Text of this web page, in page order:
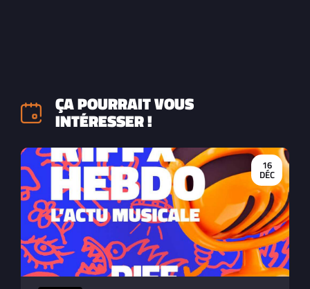
ÇA POURRAIT VOUS
INTÉRESSER !
16
DÉC